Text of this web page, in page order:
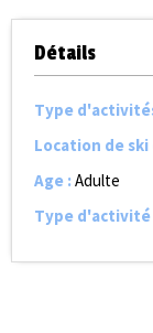
Détails
Type
Location de
Age :Adulte
Type d'activité